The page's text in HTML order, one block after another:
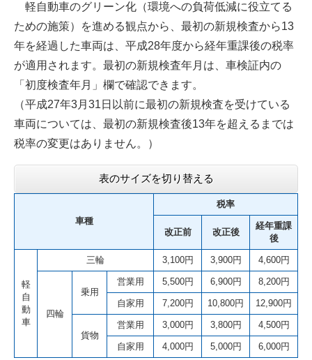
軽自動車のグリーン化（環境への負荷低減に役立てる
ための施策）を進める観点から、最初の新規検査から13
年を経過した車両は、平成28年度から経年重課後の税率
が適用されます。最初の新規検査年月は、車検証内の
「初度検査年月」欄で確認できます。
（平成27年3月31日以前に最初の新規検査を受けている
車両については、最初の新規検査後13年を超えるまでは
税率の変更はありません。）
表のサイズを切り替える
車種
税率
改正前 改正後
経年重課
後
軽
自
動
車
三輪 3,100円 3,900円 4,600円
四輪
乗用
営業用 5,500円 6,900円 8,200円
自家用 7,200円 10,800円 12,900円
貨物
営業用 3,000円 3,800円 4,500円
自家用 4,000円 5,000円 6,000円